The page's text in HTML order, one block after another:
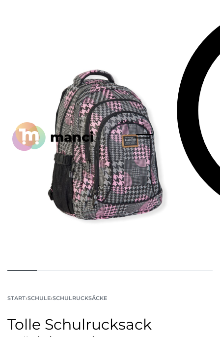
START›SCHULE›SCHULRUCKSÄCKE
Tolle Schulrucksack